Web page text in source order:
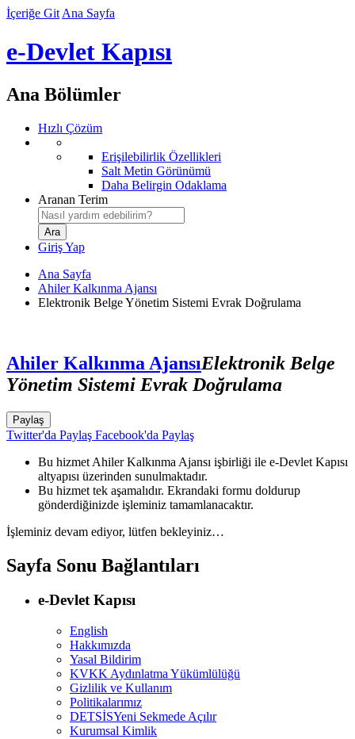
İçeriğe Git Ana Sayfa
e-Devlet Kapısı
Ana Bölümler
Hızlı Çözüm
Erişilebilirlik Özellikleri
Salt Metin Görünümü
Daha Belirgin Odaklama
Aranan Terim
Giriş Yap
Ana Sayfa
Ahiler Kalkınma Ajansı
Elektronik Belge Yönetim Sistemi Evrak Doğrulama
Ahiler Kalkınma AjansıElektronik Belge
Yönetim Sistemi Evrak Doğrulama
Paylaş
Twitter'da Paylaş Facebook'da Paylaş
Bu hizmet Ahiler Kalkınma Ajansı işbirliği ile e-Devlet Kapısı
altyapısı üzerinden sunulmaktadır.
Bu hizmet tek aşamalıdır. Ekrandaki formu doldurup
gönderdiğinizde işleminiz tamamlanacaktır.
İşleminiz devam ediyor, lütfen bekleyiniz…
Sayfa Sonu Bağlantıları
e-Devlet Kapısı
English
Hakkımızda
Yasal Bildirim
KVKK Aydınlatma Yükümlülüğü
Gizlilik ve Kullanım
Politikalarımız
DETSİSYeni Sekmede Açılır
Kurumsal Kimlik